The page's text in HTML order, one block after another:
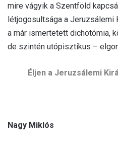
mire vágyik a Szentföld
létjogosultsága a Jeruzsálemi
a már ismertetett dichotómia,
de szintén utópisztikus –
Éljen a Jeruzsálemi
Nagy Miklós